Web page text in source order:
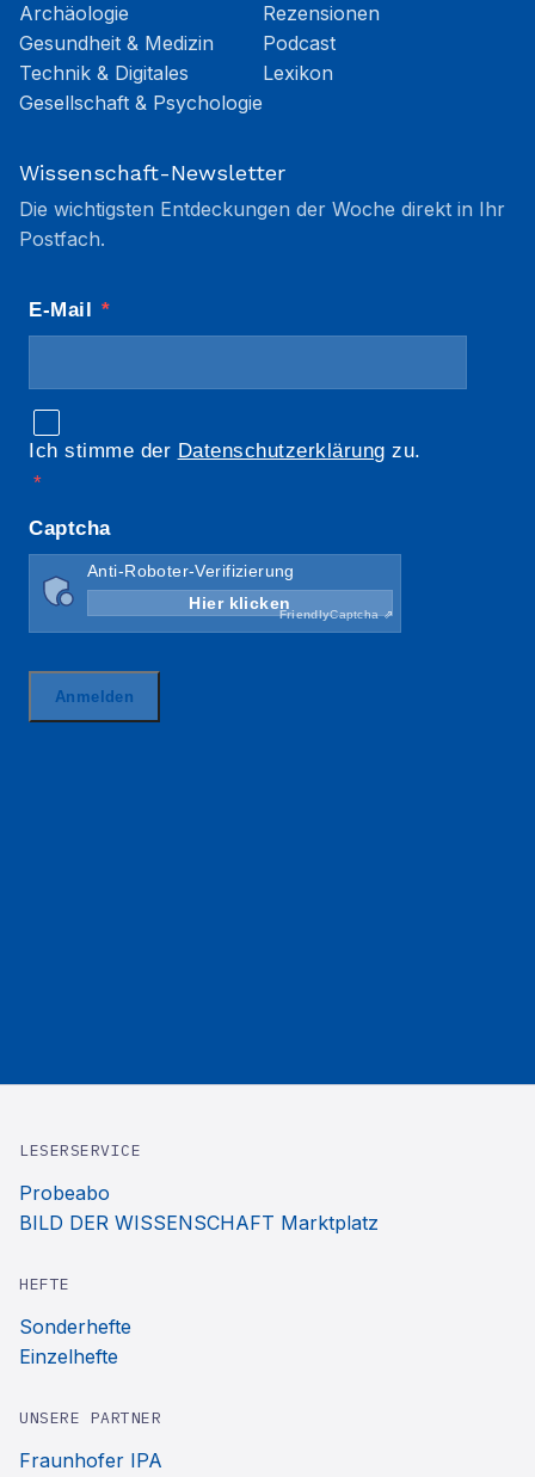
Archäologie
Gesundheit & Medizin
Technik & Digitales
Gesellschaft & Psychologie
Rezensionen
Podcast
Lexikon
Wissenschaft-Newsletter
Die wichtigsten Entdeckungen der Woche direkt in Ihr
Postfach.
LESERSERVICE
Probeabo
BILD DER WISSENSCHAFT Marktplatz
HEFTE
Sonderhefte
Einzelhefte
UNSERE PARTNER
Fraunhofer IPA